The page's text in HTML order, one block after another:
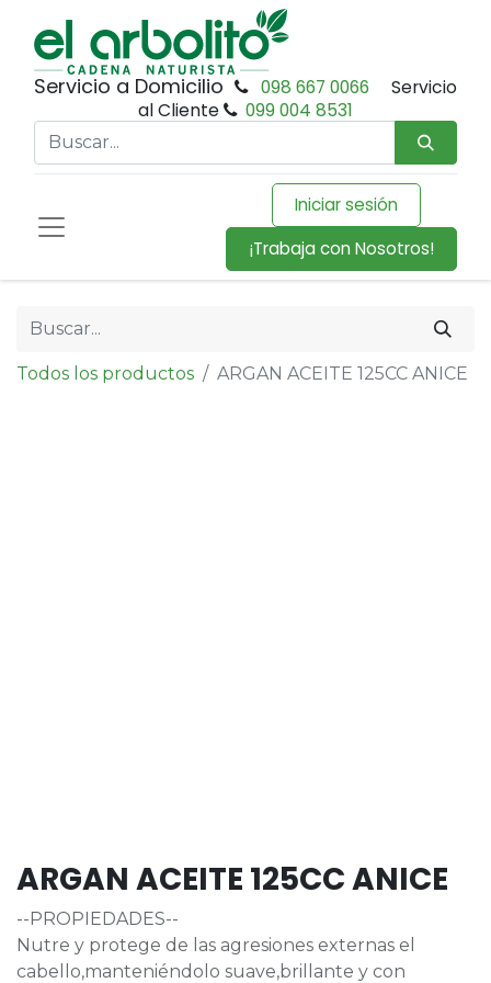
Servicio a Domicilio 098 667 0066
Servicio
al Cliente
099 004 8531
Iniciar sesión
¡Trabaja con Nosotros!
Todos los productos ARGAN ACEITE 125CC ANICE
ARGAN ACEITE 125CC ANICE
--PROPIEDADES--
Nutre y protege de las agresiones externas el
cabello,manteniéndolo suave,brillante y con